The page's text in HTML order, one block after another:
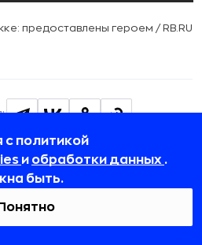
предоставлены героем / RB.RU
телеграм-канал
с политикой
и обработки данных .
быть.
Понятно